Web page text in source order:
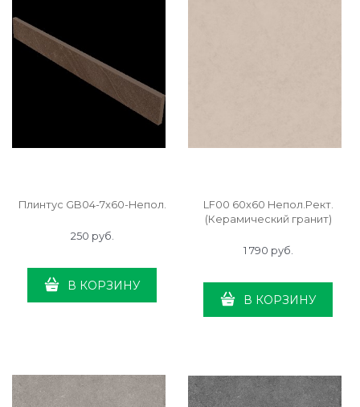
Плинтус GB04-7x60-Непол.
250 руб.
В КОРЗИНУ
LF00 60x60 Непол.Рект.
(Керамический гранит)
1 790 руб.
В КОРЗИНУ